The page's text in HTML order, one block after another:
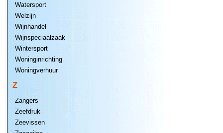
Watersport
Welzijn
Wijnhandel
Wijnspeciaalzaak
Wintersport
Woninginrichting
Woningverhuur
Z
Zangers
Zeefdruk
Zeevissen